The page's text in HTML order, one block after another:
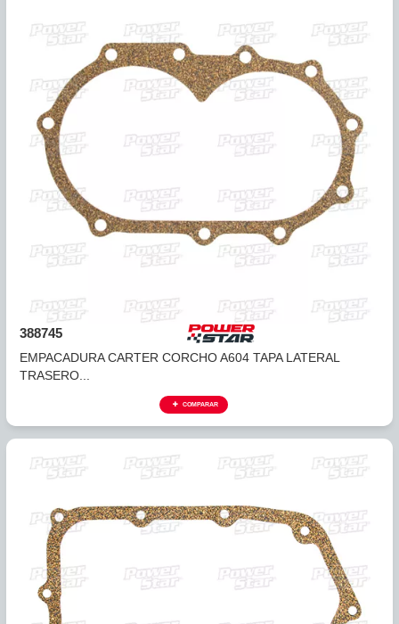
EMPACADURA CARTER CORCHO 42RLE (13 HUECOS)
6...
COMPARAR